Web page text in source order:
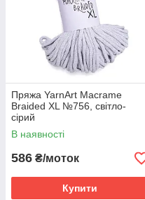
Пряжа YarnArt Macrame
Braided XL №756, світло-
сірий
В наявності
586 ₴/моток
Купити